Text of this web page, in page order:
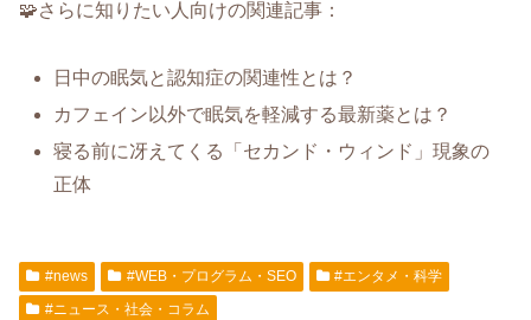
🧩さらに知りたい人向けの関連記事：
日中の眠気と認知症の関連性とは？
カフェイン以外で眠気を軽減する最新薬とは？
寝る前に冴えてくる「セカンド・ウィンド」現象の
正体
#news #WEB・プログラム・SEO
#エンタメ・科学
#ニュース・社会・コラム